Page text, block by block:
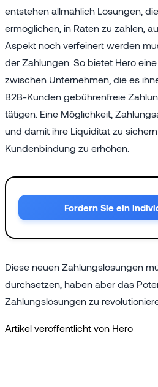
entstehen allmählich Lösungen,
ermöglichen, in Raten zu zahlen,
Aspekt noch verfeinert werden
der Zahlungen. So bietet Hero eine
zwischen Unternehmen, die es
B2B-Kunden gebührenfreie
tätigen. Eine Möglichkeit,
und damit ihre Liquidität zu
Kundenbindung zu erhöhen.
Fordern Sie ein
Diese neuen Zahlungslösungen
durchsetzen, haben aber das
Zahlungslösungen zu
Artikel veröffentlicht von Hero